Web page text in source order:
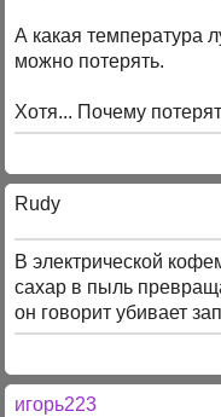
А какая температура
можно потерять.
Хотя... Почему
Rudy
В электрической
сахар в пыль
он говорит убивает
игорь223